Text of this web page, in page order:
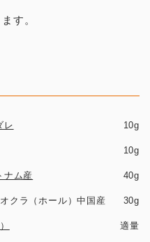
す。
レ 10g
10g
ム産 40g
クラ（ホール）中国産 30g
適量